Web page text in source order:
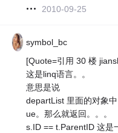
2010-09-25
symbol_bc
[Quote=引用 30 楼
这是linq语言。。
意思是说
departList 里面的对象
ue。那么就返回。。。
s.ID == t.ParentID 这是